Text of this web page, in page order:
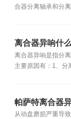
合器分离轴承和分
离合器异响什
离合器异响是指分
主要原因有：1、分
帕萨特离合器
从动盘磨损严重导